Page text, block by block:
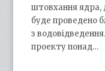
штовхання ядра,
буде проведено
з
проекту понад…